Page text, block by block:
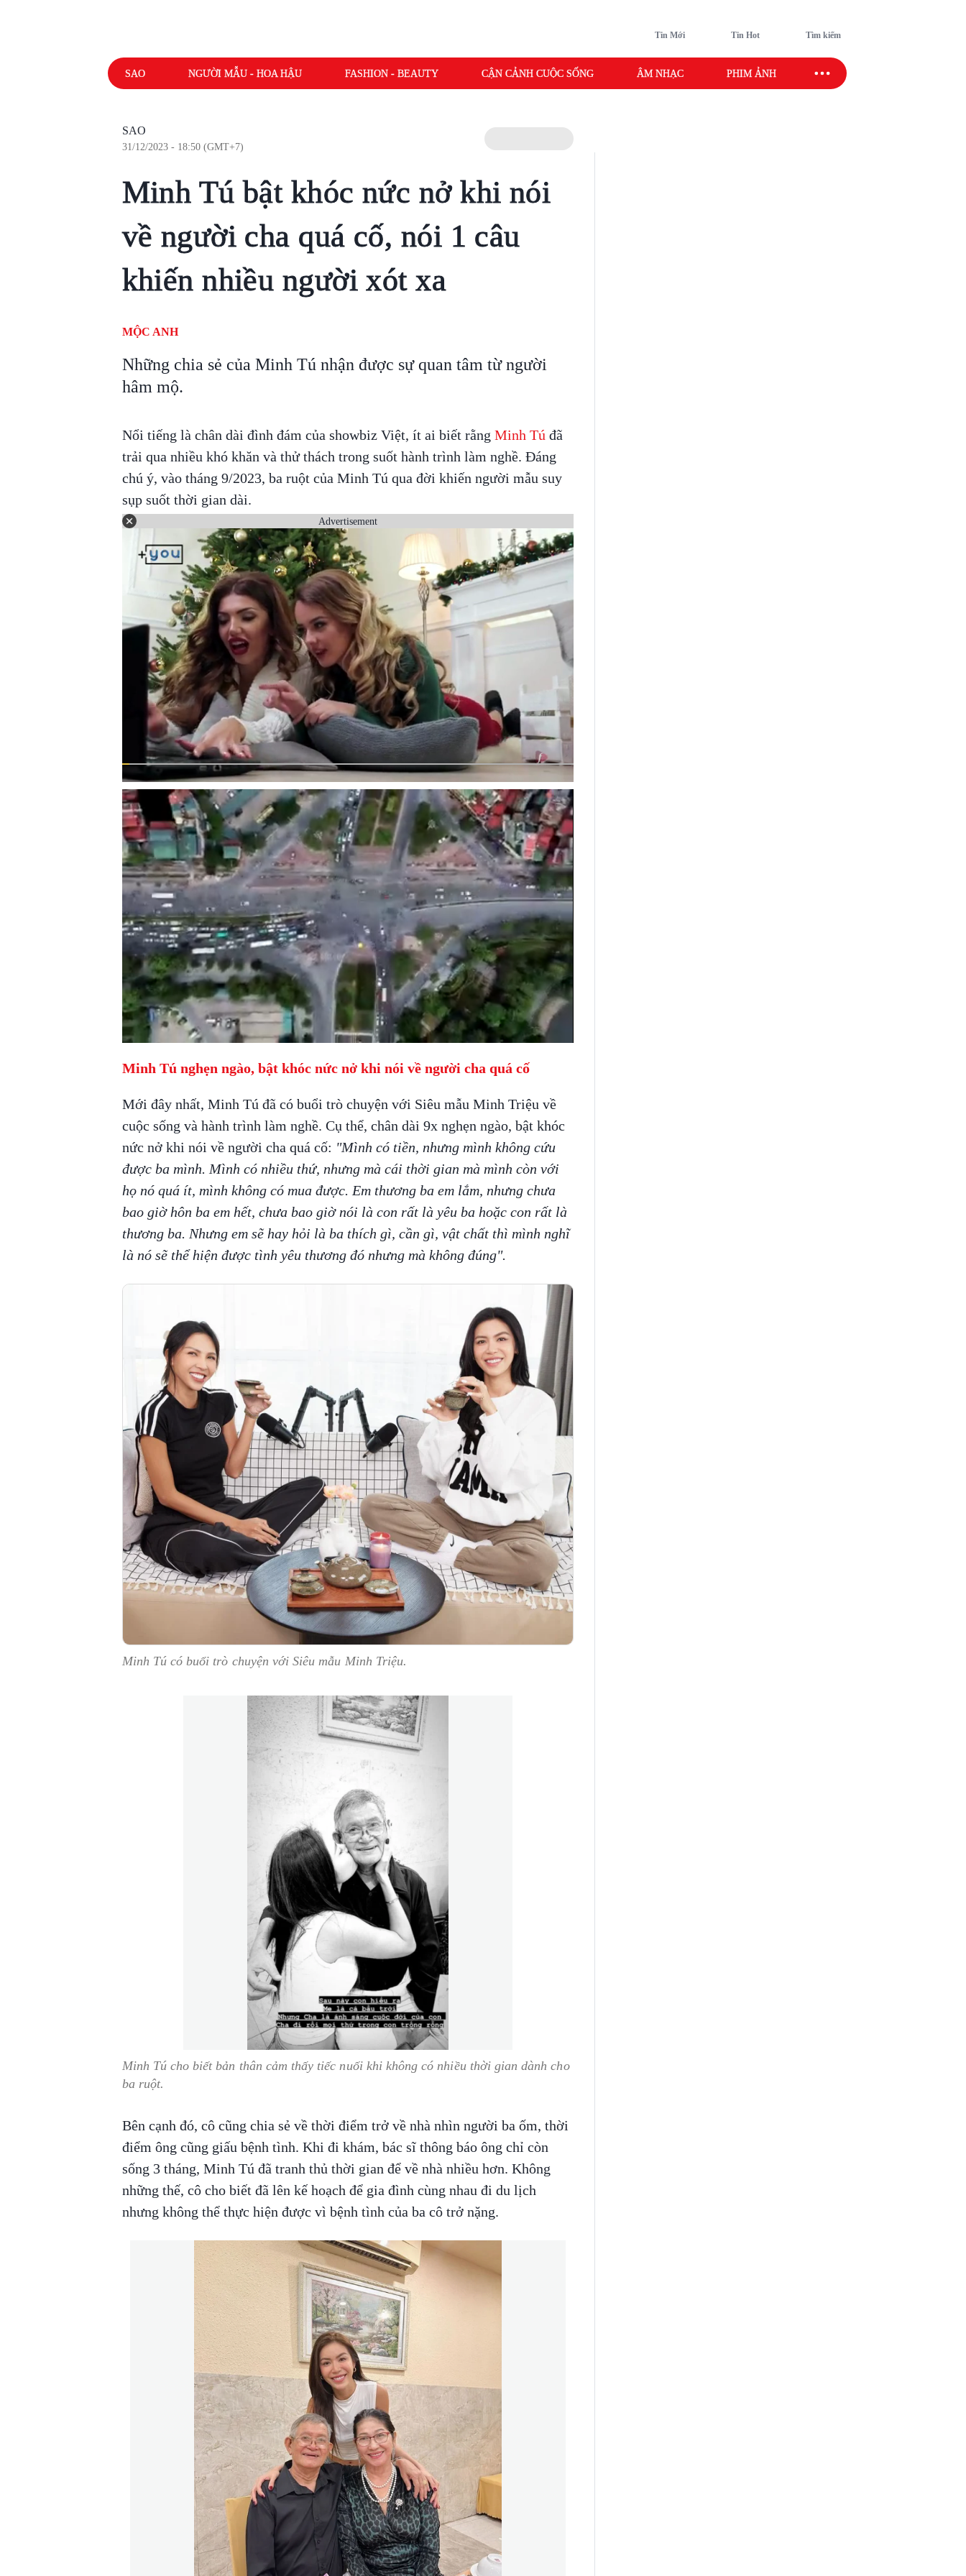
Tin Mới Tin Hot Tìm kiếm
SAO NGƯỜI MẪU - HOA HẬU FASHION - BEAUTY CẬN CẢNH CUỘC SỐNG ÂM NHẠC PHIM ẢNH SAO SPORT
SAO
31/12/2023 - 18:50 (GMT+7)
Minh Tú bật khóc nức nở khi nói
về người cha quá cố, nói 1 câu
khiến nhiều người xót xa
MỘC ANH
Những chia sẻ của Minh Tú nhận được sự quan tâm từ người
hâm mộ.
Nổi tiếng là chân dài đình đám của showbiz Việt, ít ai biết rằng Minh Tú đã
trải qua nhiều khó khăn và thử thách trong suốt hành trình làm nghề. Đáng
chú ý, vào tháng 9/2023, ba ruột của Minh Tú qua đời khiến người mẫu suy
sụp suốt thời gian dài.
Advertisement
Minh Tú nghẹn ngào, bật khóc nức nở khi nói về người cha quá cố
Mới đây nhất, Minh Tú đã có buổi trò chuyện với Siêu mẫu Minh Triệu về
cuộc sống và hành trình làm nghề. Cụ thể, chân dài 9x nghẹn ngào, bật khóc
nức nở khi nói về người cha quá cố: "Mình có tiền, nhưng mình không cứu
được ba mình. Mình có nhiều thứ, nhưng mà cái thời gian mà mình còn với
họ nó quá ít, mình không có mua được. Em thương ba em lắm, nhưng chưa
bao giờ hôn ba em hết, chưa bao giờ nói là con rất là yêu ba hoặc con rất là
thương ba. Nhưng em sẽ hay hỏi là ba thích gì, cần gì, vật chất thì mình nghĩ
là nó sẽ thể hiện được tình yêu thương đó nhưng mà không đúng".
Minh Tú có buổi trò chuyện với Siêu mẫu Minh Triệu.
Minh Tú cho biết bản thân cảm thấy tiếc nuối khi không có nhiều thời gian dành cho
ba ruột.
Bên cạnh đó, cô cũng chia sẻ về thời điểm trở về nhà nhìn người ba ốm, thời
điểm ông cũng giấu bệnh tình. Khi đi khám, bác sĩ thông báo ông chỉ còn
sống 3 tháng, Minh Tú đã tranh thủ thời gian để về nhà nhiều hơn. Không
những thế, cô cho biết đã lên kế hoạch để gia đình cùng nhau đi du lịch
nhưng không thể thực hiện được vì bệnh tình của ba cô trở nặng.